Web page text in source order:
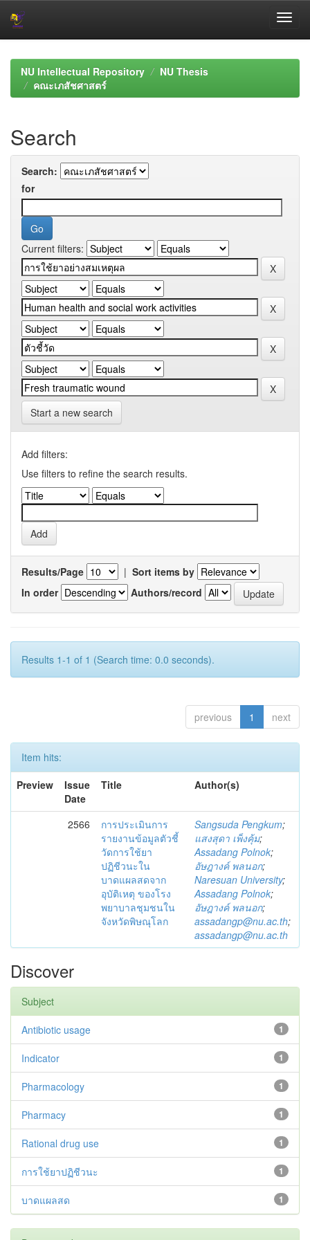
navigationNU Intellectual Repository
NU Thesis
คณะเภสัชศาสตร์
Search
Search:
for
Current filters:
Start a new search
Add filters:
Use filters to refine the search results.
Results/Page | Sort items by
In order
Authors/record
Results 1-1 of 1 (Search time: 0.0 seconds).
previous 1 next
Item hits:
Preview
Issue
Date
Title Author(s)
2566
การประเมินการ
รายงานข้อมูลตัวชี้
วัดการใช้ยา
ปฏิชีวนะใน
บาดแผลสดจาก
อุบัติเหตุ ของโรง
พยาบาลชุมชนใน
จังหวัดพิษณุโลก
Sangsuda Pengkum;
แสงสุดา เพ็งคุ้ม;
Assadang Polnok;
อัษฎางค์ พลนอก;
Naresuan University;
Assadang Polnok;
อัษฎางค์ พลนอก;
assadangp@nu.ac.th;
assadangp@nu.ac.th
Discover
Subject
1
Antibiotic usage
1
Indicator
1
Pharmacology
1
Pharmacy
1
Rational drug use
1
การใช้ยาปฏิชีวนะ
1
บาดแผลสด